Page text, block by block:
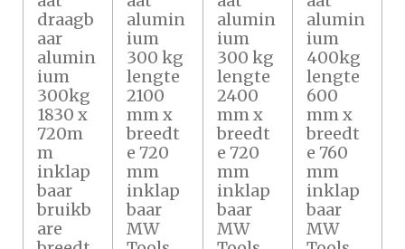
draagb
aar
alumin
ium
300kg
1830 x
720m
m
inklap
baar
bruikb
are
alumin
ium
300 kg
lengte
2100
mm x
breedt
e 720
mm
inklap
baar
MW
alumin
ium
300 kg
lengte
2400
mm x
breedt
e 720
mm
inklap
baar
MW
alumin
ium
400kg
lengte
600
mm x
breedt
e 760
mm
inklap
baar
MW